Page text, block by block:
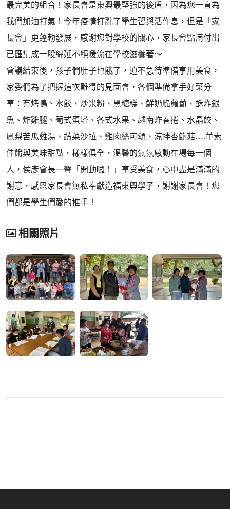
最完美的組合！家長會是東興最堅強的後盾，因為您一直為
我們加油打氣！今年疫情打亂了學生習與活作息，但是「家
長會」更蓬勃發展，感謝您對學校的關心，家長會點滴付出
已匯集成一股綿延不絕暖流在學校滋養著～
會議結束後，孩子們肚子也餓了，迫不急待準備享用美食，
家委們為了把握這次難得的見面會，各個準備拿手好菜分
享：有烤鴨、水餃、炒米粉、黑糖糕、鮮奶脆蘿蔔、酥炸銀
魚、炸雞腿、葡式蛋塔、各式水果、越南炸春捲、水晶餃、
鳳梨苦瓜雞湯、蔬菜沙拉、雞肉絲可頌、涼拌杏鮑菇….葷素
佳餚與美味甜點，樣樣俱全，溫馨的氣氛感動在場每一個
人，侯彥會長一聲「開動囉！」享受美食，心中盡是滿滿的
謝意，感恩家長會無私奉獻造福東興學子，謝謝家長會！您
們都是學生們愛的推手！
相關照片